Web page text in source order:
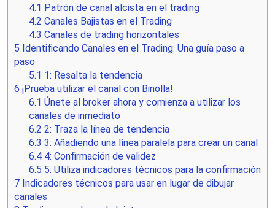
4.1 Patrón de canal alcista en el trading
4.2 Canales Bajistas en el Trading
4.3 Canales de trading horizontales
5 Identificando Canales en el Trading: Una guía paso a
paso
5.1 1: Resalta la tendencia
6 ¡Prueba utilizar el canal con Binolla!
6.1 Únete al broker ahora y comienza a utilizar los
canales de inmediato
6.2 2: Traza la línea de tendencia
6.3 3: Añadiendo una línea paralela para crear un canal
6.4 4: Confirmación de validez
6.5 5: Utiliza indicadores técnicos para la confirmación
7 Indicadores técnicos para usar en lugar de dibujar
canales